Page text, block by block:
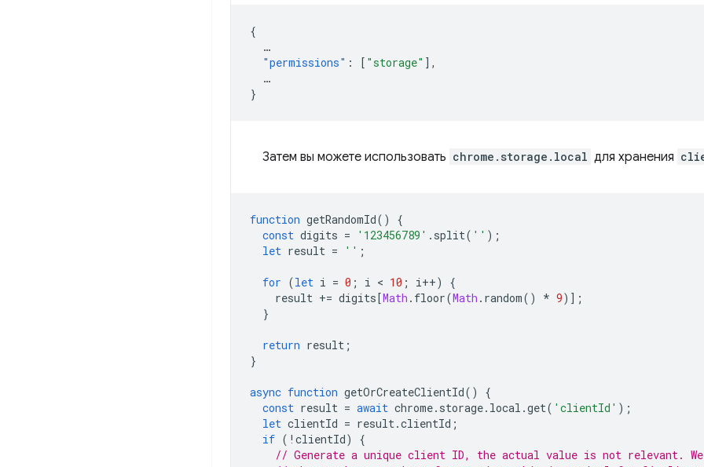
{
…
"permissions" : [ "storage" ],
…
}
Затем вы можете использовать chrome.storage.local для хранения
function getRandomId()
{
const digits = '123456789' . split( '' );
let result = '' ;
for (let i = 0 ; i < 10 ; i++)
{
result += digits[Math . floor(Math . random() * 9)];
}
return result ;
}
async function getOrCreateClientId()
{
const result = await chrome. storage. local .get( 'clientId' );
let clientId = result.clientId ;
if ( ! clientId)
{
// Generate a unique client ID, the actual value is not relevant. We